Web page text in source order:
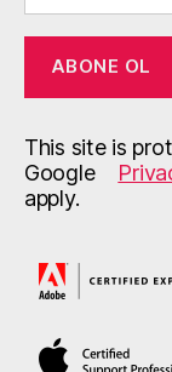
Adresi
ABONE OL
This site is
Google
apply.